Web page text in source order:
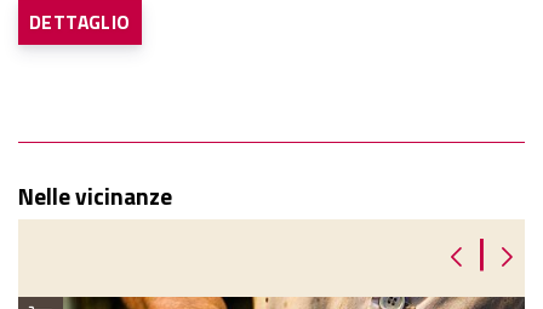
DETTAGLIO
Nelle vicinanze
|